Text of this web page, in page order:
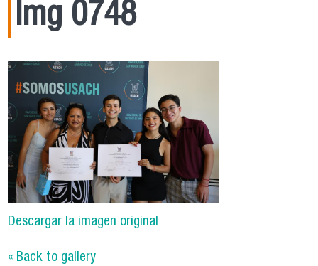
Img 0748
Descargar la imagen original
« Back to gallery